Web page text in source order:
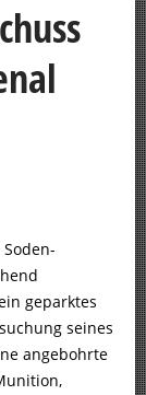
geparktes
seines
angebohrte